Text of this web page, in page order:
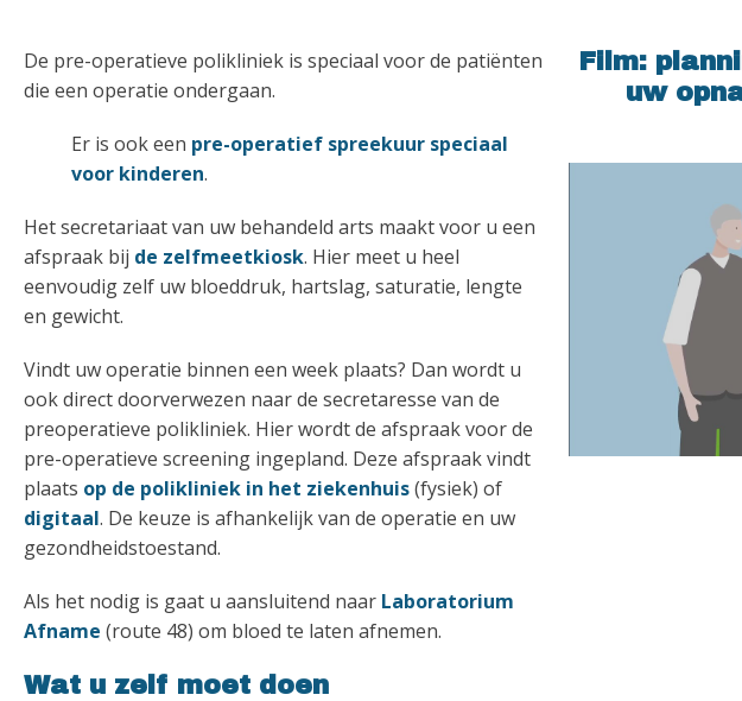
De pre-operatieve polikliniek is speciaal voor de patiënten
die een operatie ondergaan.
Er is ook een pre-operatief spreekuur speciaal
voor kinderen.
Het secretariaat van uw behandeld arts maakt voor u een
afspraak bij de zelfmeetkiosk. Hier meet u heel
eenvoudig zelf uw bloeddruk, hartslag, saturatie, lengte
en gewicht.
Vindt uw operatie binnen een week plaats? Dan wordt u
ook direct doorverwezen naar de secretaresse van de
preoperatieve polikliniek. Hier wordt de afspraak voor de
pre-operatieve screening ingepland. Deze afspraak vindt
plaats op de polikliniek in het ziekenhuis(fysiek) of
digitaal. De keuze is afhankelijk van de operatie en uw
gezondheidstoestand.
Als het nodig is gaat u aansluitend naar Laboratorium
Afname (route 48) om bloed te laten afnemen.
Film:
uw
Wat u zelf moet doen